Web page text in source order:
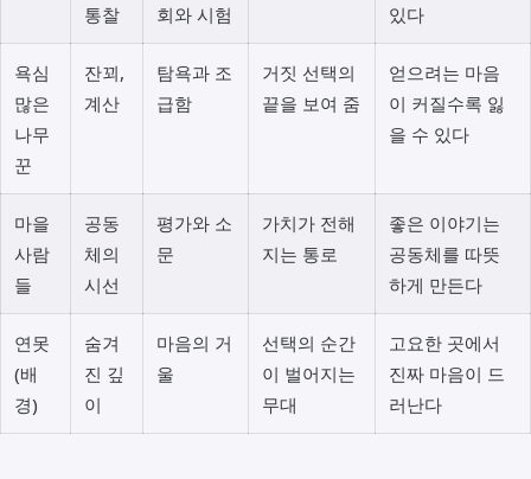
통찰
회와 시험
있다
욕심
많은
나무
꾼
잔꾀,
계산
탐욕과 조
급함
거짓 선택의
끝을 보여 줌
얻으려는 마음
이 커질수록 잃
을 수 있다
마을
사람
들
공동
체의
시선
평가와 소
문
가치가 전해
지는 통로
좋은 이야기는
공동체를 따뜻
하게 만든다
연못
(배
경)
숨겨
진 깊
이
마음의 거
울
선택의 순간
이 벌어지는
무대
고요한 곳에서
진짜 마음이 드
러난다